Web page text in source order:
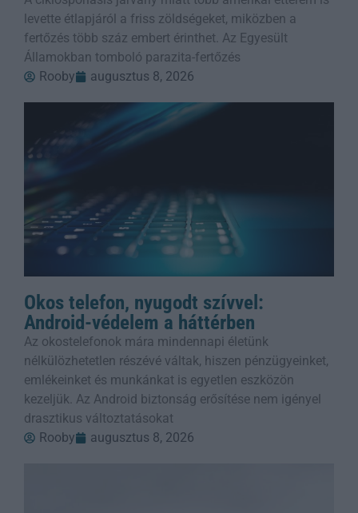
levette étlapjáról a friss zöldségeket, miközben a
fertőzés több száz embert érinthet. Az Egyesült
Államokban tomboló parazita-fertőzés
Rooby
augusztus 8, 2026
Okos telefon, nyugodt szívvel:
Android-védelem a háttérben
Az okostelefonok mára mindennapi életünk
nélkülözhetetlen részévé váltak, hiszen pénzügyeinket,
emlékeinket és munkánkat is egyetlen eszközön
kezeljük. Az Android biztonság erősítése nem igényel
drasztikus változtatásokat
Rooby
augusztus 8, 2026